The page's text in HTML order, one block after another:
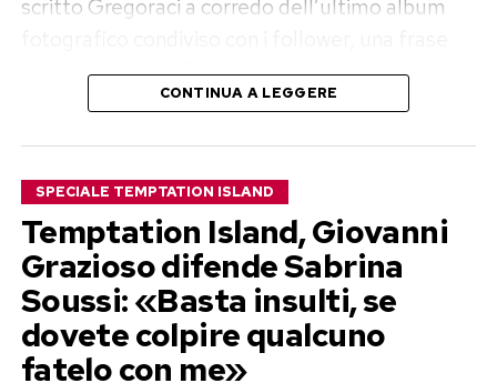
scritto Gregoraci a corredo dell’ultimo album
che riassume perfettamente lo spirito delle sue
vacanze.
gli amici
Nelle immagini pubblicate su Instagram la
protagonista assoluta è la Sardegna, da anni una
delle destinazioni preferite della showgirl.
Elisabetta si mostra mentre risale sulla barca
CONTINUA A LEGGERE
SPECIALE TEMPTATION ISLAND
Temptation Island, Giovanni
Grazioso difende Sabrina
Soussi: «Basta insulti, se
dovete colpire qualcuno
fatelo con me»